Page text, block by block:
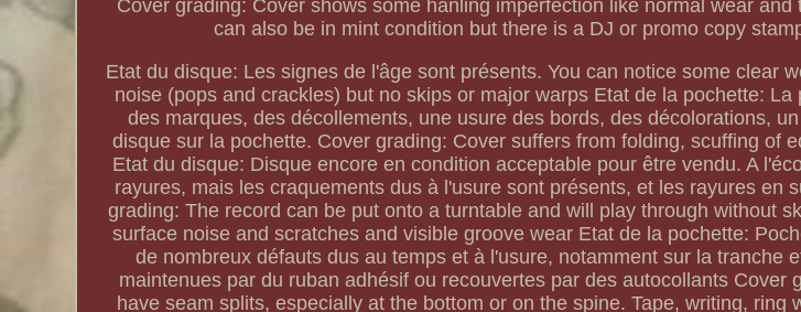
Cover grading: Cover shows some hanling imperfection like normal wear
can also be in mint condition but there is a DJ or promo copy
Etat du disque: Les signes de l'âge sont présents. You can notice some clear
noise (pops and crackles) but no skips or major warps Etat de la pochette:
des marques, des décollements, une usure des bords, des décolorations,
disque sur la pochette. Cover grading: Cover suffers from folding, scuffing of
Etat du disque: Disque encore en condition acceptable pour être vendu. A
rayures, mais les craquements dus à l'usure sont présents, et les rayures en
grading: The record can be put onto a turntable and will play through without
surface noise and scratches and visible groove wear Etat de la pochette:
de nombreux défauts dus au temps et à l'usure, notamment sur la tranche
maintenues par du ruban adhésif ou recouvertes par des autocollants Cover
have seam splits, especially at the bottom or on the spine. Tape, writing, ring